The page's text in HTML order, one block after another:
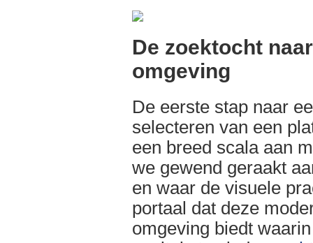
De zoektocht
omgeving
De eerste stap naar
selecteren van een
een breed scala aan
we gewend geraakt
en waar de visuele
portaal dat deze
omgeving biedt